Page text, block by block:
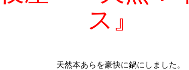
ス』
天然本あらを豪快に鍋にしました。